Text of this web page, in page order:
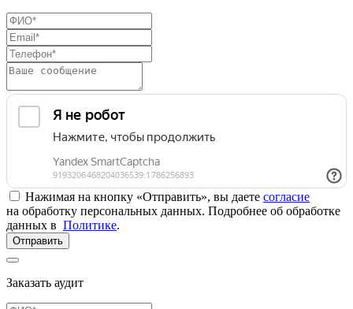
Нажимая на кнопку «Отправить», вы даете согласие
на обработку персональных данных. Подробнее об обработке
данных в Политике.
Отправить
Заказать аудит